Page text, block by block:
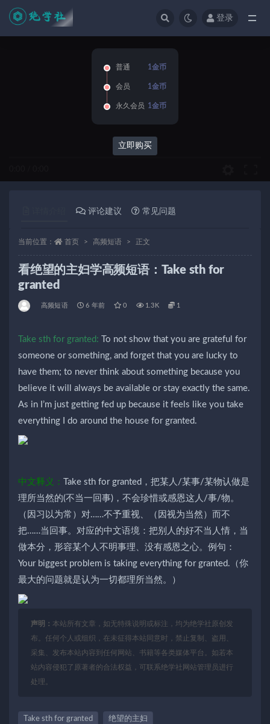
登录
普通 1金币
会员 1金币
永久会员 1金币
立即购买
评论建议 常见问题
当前位置： 首页 高频短语 正文
看绝望的主妇学高频短语：Take sth for
granted
高频短语 6 年前 0 1.3K 1
Take sth for granted:
To not show that you are grateful for
someone or something, and forget that you are lucky to
have them; to never think about something because you
believe it will always be available or stay exactly the same.
As in I’m just getting fed up because it feels like you take
everything I do around the house for granted.
中文释义：
Take sth for granted，把某人/某事/某物认做是
理所当然的(不当一回事)，不会珍惜或感恩这人/事/物。
（因习以为常）对……不予重视、（因视为当然）而不
把……当回事。对应的中文语境：把别人的好不当人情，当
做本分，形容某个人不明事理、没有感恩之心。例句：
Your biggest problem is taking everything for granted.（你
最大的问题就是认为一切都理所当然。）
声明： 本站所有文章，如无特殊说明或标注，均为绝学社原创发
布。任何个人或组织，在未征得本站同意时，禁止复制、盗用、
采集、发布本站内容到任何网站、书籍等各类媒体平台。如若本
站内容侵犯了原著者的合法权益，可联系绝学社网站管理员进行
处理。
Take sth for granted 绝望的主妇